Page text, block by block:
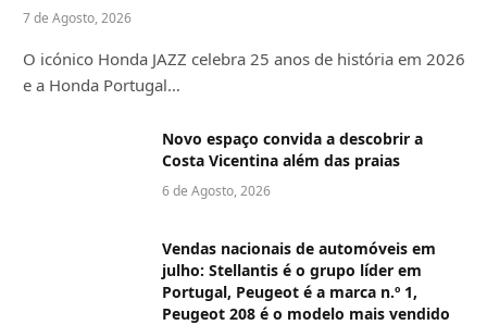
7 de Agosto, 2026
O icónico Honda JAZZ celebra 25 anos de história em 2026
e a Honda Portugal…
Novo espaço convida a descobrir a
Costa Vicentina além das praias
6 de Agosto, 2026
Vendas nacionais de automóveis em
julho: Stellantis é o grupo líder em
Portugal, Peugeot é a marca n.º 1,
Peugeot 208 é o modelo mais vendido